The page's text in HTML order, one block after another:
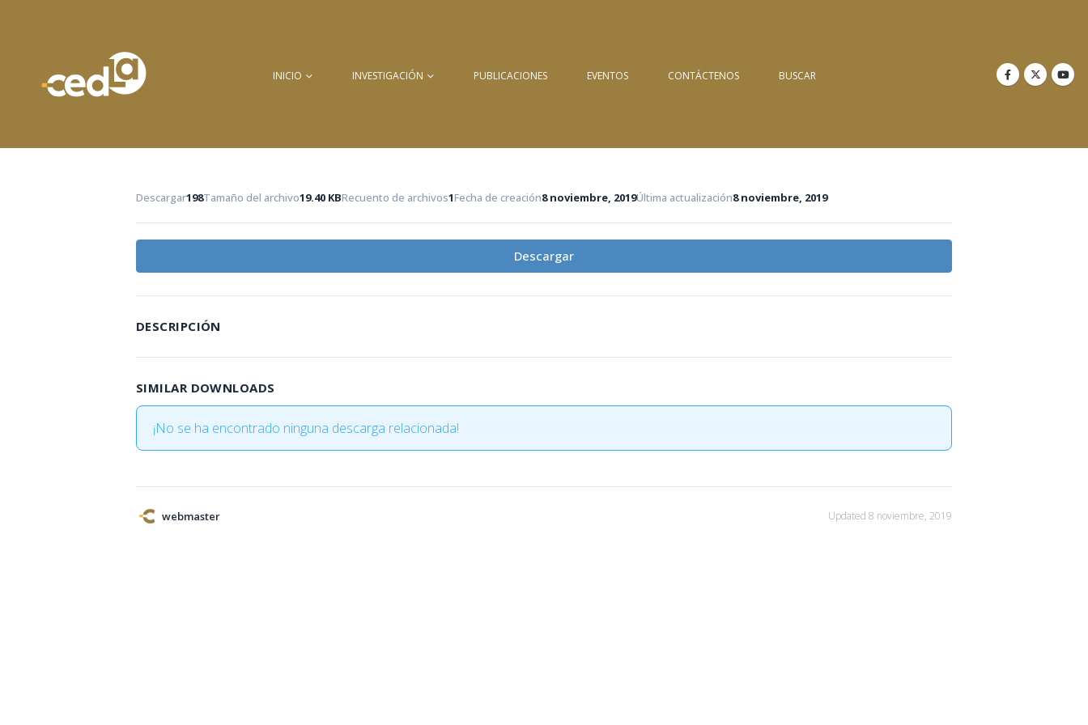
INICIO INVESTIGACIÓN PUBLICACIONES EVENTOS CONTÁCTENOS BUSCAR
Descargar198Tamaño del archivo19.40 KBRecuento de archivos1Fecha de creación8 noviembre, 2019Última actualización8 noviembre, 2019
Descargar
DESCRIPCIÓN
SIMILAR DOWNLOADS
¡No se ha encontrado ninguna descarga relacionada!
webmaster Updated 8 noviembre, 2019